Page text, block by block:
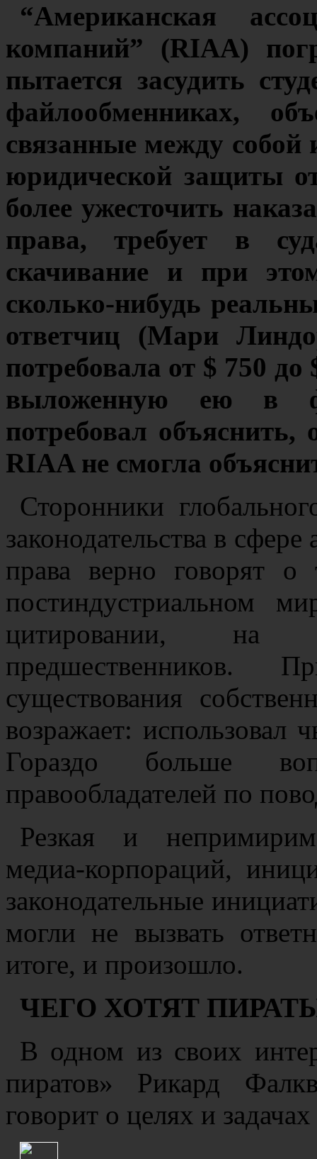
“Американская
компаний” (RIAA)
пытается засудить
файлообменниках,
связанные между собой
юридической защиты
более ужесточить
права, требует в
скачивание и при
сколько-нибудь
ответчиц (Мари
потребовала от $ 750
выложенную ею в
потребовал
RIAA не смогла
Сторонники
законодательства в
права верно говорят
постиндустриальном
цитировании, на
предшественников.
существования
возражает: использовал
Гораздо больше
правообладателей по
Резкая и
медиа-корпораций,
законодательные
могли не вызвать
итоге, и произошло.
ЧЕГО ХОТЯТ
В одном из своих
пиратов» Рикард
говорит о целях и